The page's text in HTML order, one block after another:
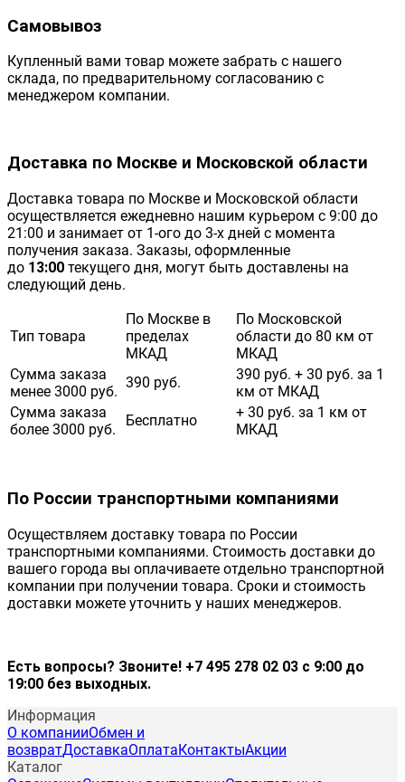
Самовывоз
Купленный вами товар можете забрать с нашего
склада, по предварительному согласованию с
менеджером компании.
Доставка по Москве и Московской области
Доставка товара по Москве и Московской области
осуществляется ежедневно нашим курьером с 9:00 до
21:00 и занимает от 1-ого до 3-х дней с момента
получения заказа. Заказы, оформленные
до 13:00 текущего дня, могут быть доставлены на
следующий день.
Тип товара
По Москве в
пределах
МКАД
По Московской
области до 80 км от
МКАД
Сумма заказа
менее 3000 руб.
390 руб.
390 руб. + 30 руб. за 1
км от МКАД
Сумма заказа
более 3000 руб.
Бесплатно
+ 30 руб. за 1 км от
МКАД
По России транспортными компаниями
Осуществляем доставку товара по России
транспортными компаниями. Стоимость доставки до
вашего города вы оплачиваете отдельно транспортной
компании при получении товара. Сроки и стоимость
доставки можете уточнить у наших менеджеров.
Есть вопросы? Звоните! +7 495 278 02 03 с 9:00 до
19:00 без выходных.
Информация
О компанииОбмен и
возвратДоставкаОплата КонтактыАкции
Каталог